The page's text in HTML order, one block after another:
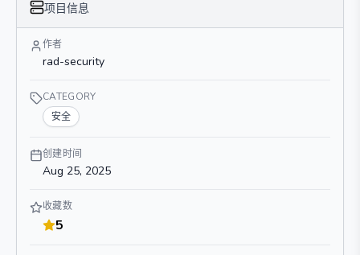
项目信息
作者
rad-security
CATEGORY
安全
创建时间
Aug 25, 2025
收藏数
5